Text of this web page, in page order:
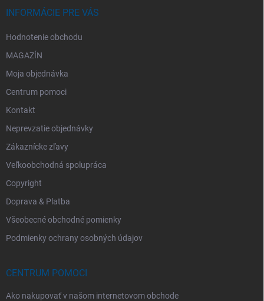
INFORMÁCIE PRE VÁS
Hodnotenie obchodu
MAGAZÍN
Moja objednávka
Centrum pomoci
Kontakt
Neprevzatie objednávky
Zákaznícke zľavy
Veľkoobchodná spolupráca
Copyright
Doprava & Platba
Všeobecné obchodné pomienky
Podmienky ochrany osobných údajov
CENTRUM POMOCI
Ako nakupovať v našom internetovom obchode